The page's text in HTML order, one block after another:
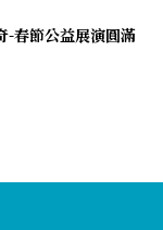
-春節公益展演圓滿